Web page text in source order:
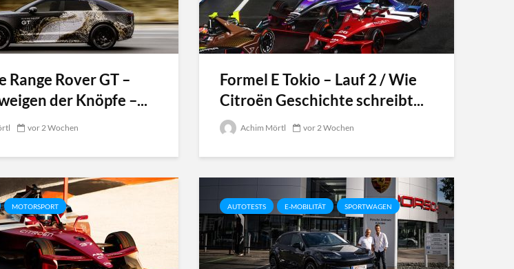
Range Rover GT –
der Knöpfe –...
vor 2 Wochen
Formel E Tokio – Lauf 2 / Wie
Citroën Geschichte schreibt...
Achim Mörtl vor 2 Wochen
MOTORSPORT AUTOTESTS E-MOBILITÄT SPORTWAGEN